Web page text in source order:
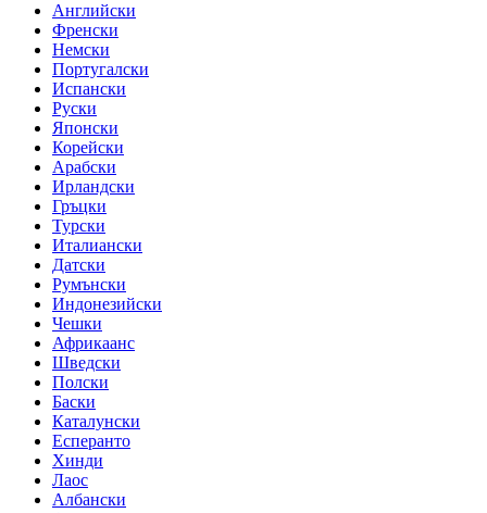
Английски
Френски
Немски
Португалски
Испански
Руски
Японски
Корейски
Арабски
Ирландски
Гръцки
Турски
Италиански
Датски
Румънски
Индонезийски
Чешки
Африкаанс
Шведски
Полски
Баски
Каталунски
Есперанто
Хинди
Лаос
Албански